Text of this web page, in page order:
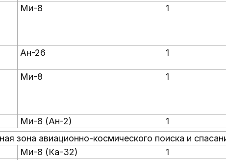
Ми-8 1
Ан-26 1
Ми-8 1
Ми-8 (Ан-2)
1
зона авиационно-космического поиска и
Ми-8 (Ка-32)
1